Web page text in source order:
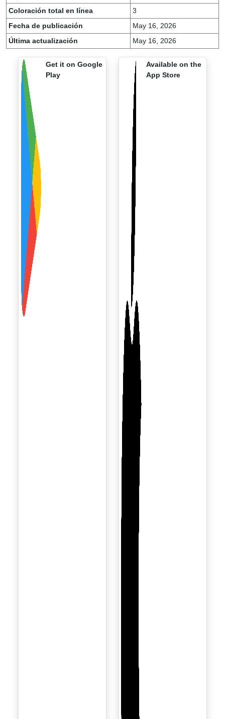
Coloración total en línea
3
Fecha de publicación
May 16, 2026
Última actualización
May 16, 2026
Get it on Google
Play
Available on the
App Store